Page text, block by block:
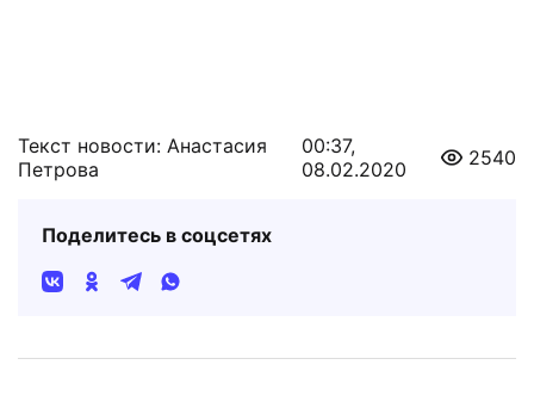
Текст новости: Анастасия
Петрова
00:37,
08.02.2020
2540
Поделитесь в соцсетях